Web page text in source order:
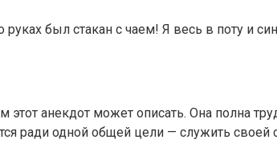
был стакан с чаем! Я весь в поту и
анекдот может описать. Она полна
ради одной общей цели — служить своей